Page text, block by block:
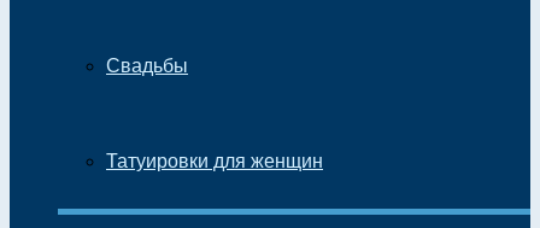
Свадьбы
Татуировки для женщин